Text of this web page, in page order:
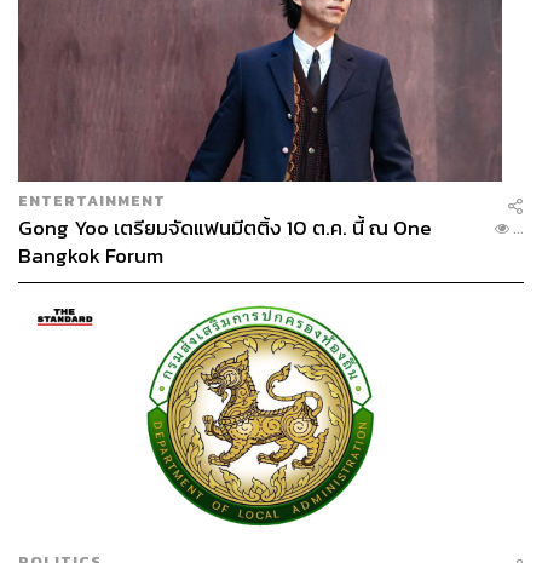
ENTERTAINMENT
Gong Yoo เตรียมจัดแฟนมีตติ้ง 10 ต.ค. นี้ ณ One
Bangkok Forum
...